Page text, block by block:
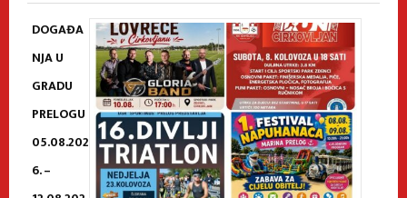
DOGAĐA
NJA U
GRADU
PRELOGU
05.08.202
6. –